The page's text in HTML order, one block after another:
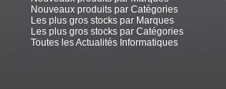
Nouveaux produits par Catégories
Les plus gros stocks par Marques
Les plus gros stocks par Catégories
Toutes les Actualités Informatiques